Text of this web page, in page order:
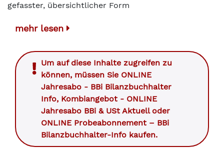
gefasster, übersichtlicher Form
mehr lesen
Um auf diese Inhalte zugreifen zu
können, müssen Sie ONLINE
Jahresabo - BBi Bilanzbuchhalter
Info, Kombiangebot - ONLINE
Jahresabo BBi & USt Aktuelloder
ONLINE Probeabonnement – BBi
Bilanzbuchhalter-Info kaufen.